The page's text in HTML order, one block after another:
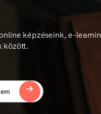
képzéseink, e-
között.